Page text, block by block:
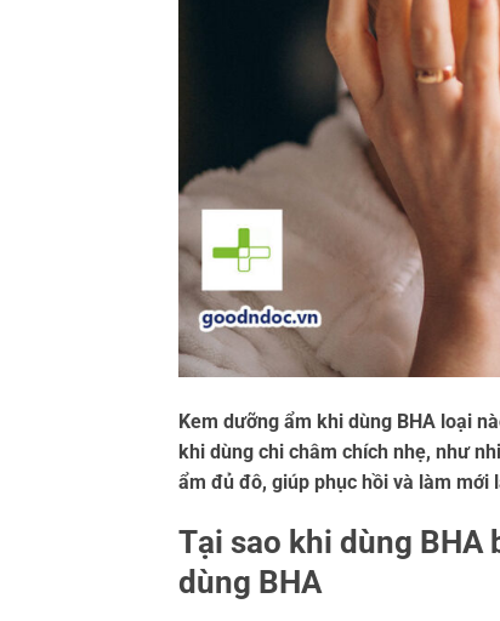
Kem dưỡng ẩm khi dùng BHA loại
khi dùng chi châm chích nhẹ, như
ẩm đủ đô, giúp phục hồi và làm mới
Tại sao khi dùng
dùng BHA